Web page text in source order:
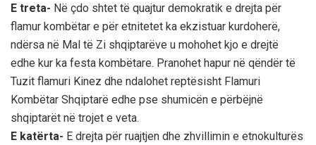
E treta- Në çdo shtet të quajtur demokratik e drejta për
flamur kombëtar e për etnitetet ka ekzistuar kurdoherë,
ndërsa në Mal të Zi shqiptarëve u mohohet kjo e drejtë
edhe kur ka festa kombëtare. Pranohet hapur në qëndër të
Tuzit flamuri Kinez dhe ndalohet reptësisht Flamuri
Kombëtar Shqiptarë edhe pse shumicën e përbëjnë
shqiptarët në trojet e veta.
E katërta- E drejta për ruajtjen dhe zhvillimin e etnokulturës